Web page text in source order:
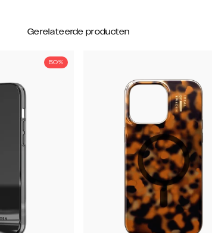
Gerelateerde producten
50%